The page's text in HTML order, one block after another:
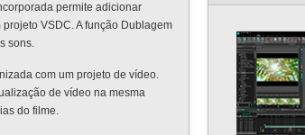
permite adicionar
VSDC. A função Dublagem
sons.
com um projeto de vídeo.
de vídeo na mesma
do filme.